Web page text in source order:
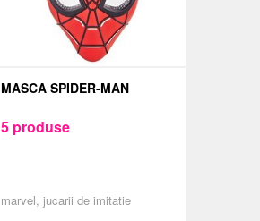
MASCA SPIDER-MAN
5 produse
marvel, jucarii de imitatie